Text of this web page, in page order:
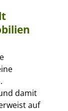
damit
auf